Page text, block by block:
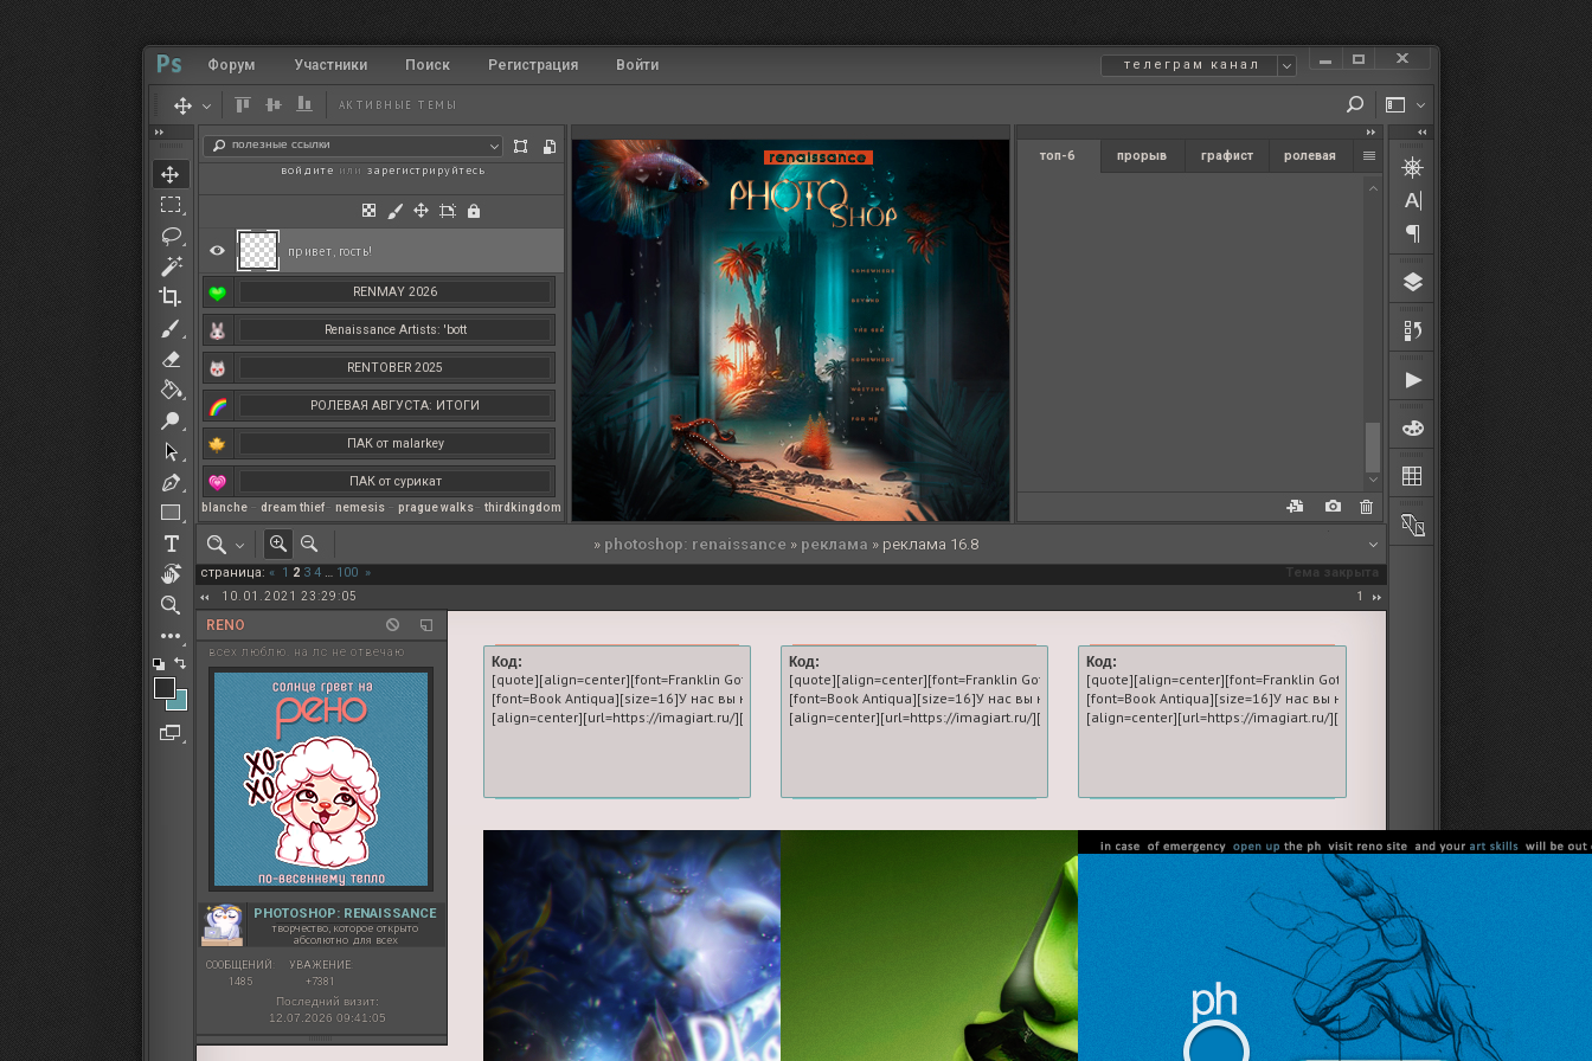
RENMAY 2026
Renaissance Artists: 'bott
RENTOBER 2025
РОЛЕВАЯ АВГУСТА: ИТОГИ
ПАК от malarkey
ПАК от сурикат
РЕНМАЙ
РОЛЕВАЯ МАРТА: ИТОГИ
телеграм канал
полезные ссылки
blanche– dream thief– nemesis– prague walks– thirdkingdom
топ-6 прорыв графист ролевая
Форум Участники Поиск Регистрация Войти
АКТИВНЫЕ ТЕМЫ
привет, гость!
войдите или зарегистрируйтесь
» photoshop: renaissance » реклама » реклама 16.8
страница: « 1 2 3 4 … 100 » Тема закрыта
1
10.01.2021 23:29:05
RENO
всех люблю. на лс не отвечаю
PHOTOSHOP: RENAISSANCE
творчество, которое открыто
абсолютно для всех
СООБЩЕНИЙ:
1485
УВАЖЕНИЕ:
+7381
Последний визит:
12.07.2026 09:41:05
Код:
[quote][align=center][font=Franklin Gothic Medium][size=20][url=https://imagiart.ru/]Лучшая школа Photoshop на просторах форумов.[/url][/size][/font]
[font=Book Antiqua][size=16]У нас вы научитесь делать первоклассную графику для форумов, создавать и верстать дизайны, обрабатывать фото и работать
[align=center][url=https://imagiart.ru/][img]https://forumstatic.ru/files/0019/f9/d4/36870.png[/img][/url][/align][/quote]
Код:
[quote][align=center][font=Franklin Gothic Medium][size=20][url=https://imagiart.ru/]Лучшая школа Photoshop на
[font=Book Antiqua][size=16]У нас вы научитесь делать первоклассную графику для форумов, создавать и
Код:
[quote][align=center][font=Franklin Gothic Medium][size=20][url=https://
[font=Book Antiqua][size=16]У нас вы научитесь делать первоклассную